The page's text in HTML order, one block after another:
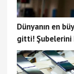
Dünyanın en
gitti! Şubelerini